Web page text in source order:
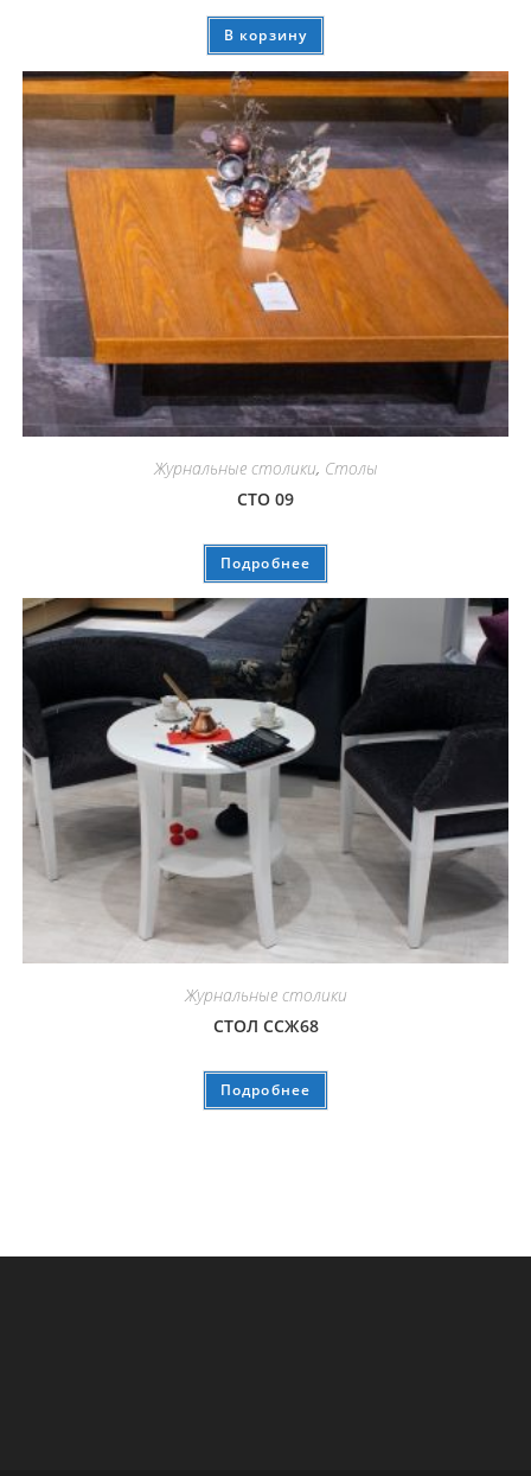
В корзину
Журнальные столики, Столы
СТО 09
Подробнее
Журнальные столики
СТОЛ ССЖ68
Подробнее